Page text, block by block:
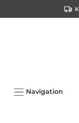
Navigation